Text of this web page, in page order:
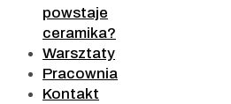
powstaje
ceramika?
Warsztaty
Pracownia
Kontakt